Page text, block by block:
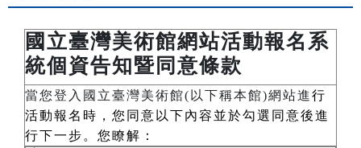
國立臺灣美術館網站活動報名系
統個資告知暨同意條款
當您登入國立臺灣美術館(以下稱本館)網站進行
活動報名時，您同意以下內容並於勾選同意後進
行下一步。您瞭解：